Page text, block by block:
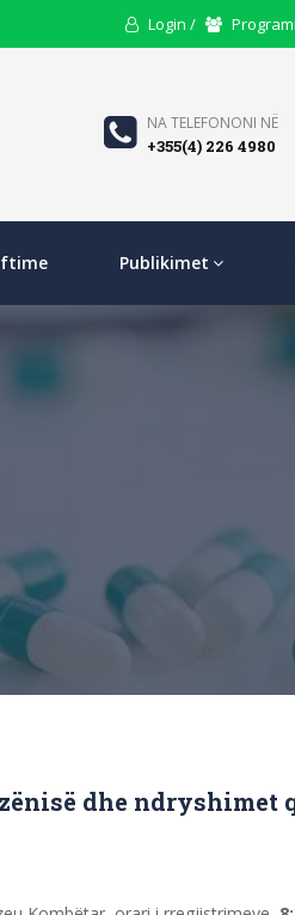
User
Login / Users
Phone
Icon
NA TELEFONONI NË
+355(4) 226 4980
Publikimet
dhe ndryshimet